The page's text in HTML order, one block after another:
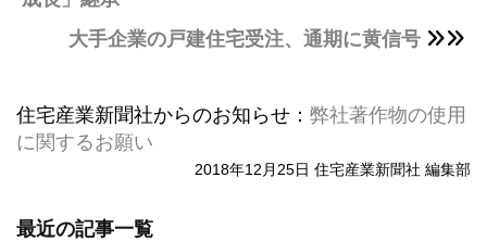
大手企業の戸建住宅受注、通期に黄信号
住宅産業新聞社からのお知らせ： 弊社著作物の使用
に関するお願い
2018年12月25日 住宅産業新聞社 編集部
最近の記事一覧